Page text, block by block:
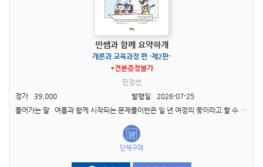
민쌤과 함께 요약하개
개론과 교육과정 편 -제2판-
*견본증정불가
민정선
정가
39,000 발행일
2026-07-25
들어가는 말 여름과 함께 시작되는 문제풀이반은 일 년 여정의 꽃이라고 할 수 있습니다. 꽃이라는 아름다운 표현을 썼지만, 사실 여름반은 나를 직면하는 고통의 연속이고 그래서 용기가 필..
단체구매